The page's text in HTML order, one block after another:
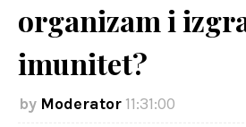
organizam i
imunitet?
Moderator 11:31:00